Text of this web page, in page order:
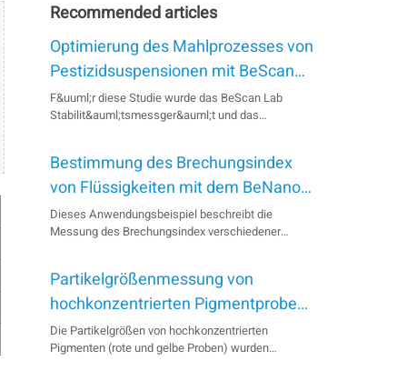
Recommended articles
Optimierung des Mahlprozesses von
Pestizidsuspensionen mit BeScan
Lab und Bettersizer 2600
F&uuml;r diese Studie wurde das BeScan Lab
Stabilit&auml;tsmessger&auml;t und das
verwendet, um die Stabilit&auml;t von
Suspensionen und die Partikelgr&ouml;&szlig;e
schnell und pr&auml;zise zu bestimmen und damit
eine effiziente Produktentwic...
Bestimmung des Brechungsindex
von Flüssigkeiten mit dem BeNano
180 Zeta Max
Dieses Anwendungsbeispiel beschreibt die
Messung des Brechungsindex verschiedener
f&uuml;r Nanopartikelgr&ouml;&szlig;e und
Zetapotenzial. Produkt BeNano 180 Zeta Max
Industrie Chemie Probe Wass...
Partikelgrößenmessung von
hochkonzentrierten Pigmentproben
mit der DLS-Technologie
Die Partikelgrößen von hochkonzentrierten
Pigmenten (rote und gelbe Proben) wurden